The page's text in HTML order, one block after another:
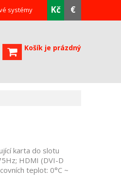
Kč €
systémy
Košík je prázdný
karta do slotu
HDMI (DVI-D
teplot: 0°C ~